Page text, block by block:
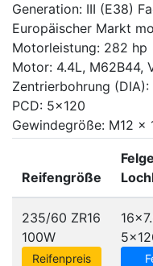
Generation: III (E38)
Europäischer Markt
Motorleistung: 282 hp
Motor: 4.4L, M62B44,
Zentrierbohrung (DIA):
PCD: 5x120
Gewindegröße: M12 x
Reifengröße
235/60 ZR16
100W
Reifenpreis